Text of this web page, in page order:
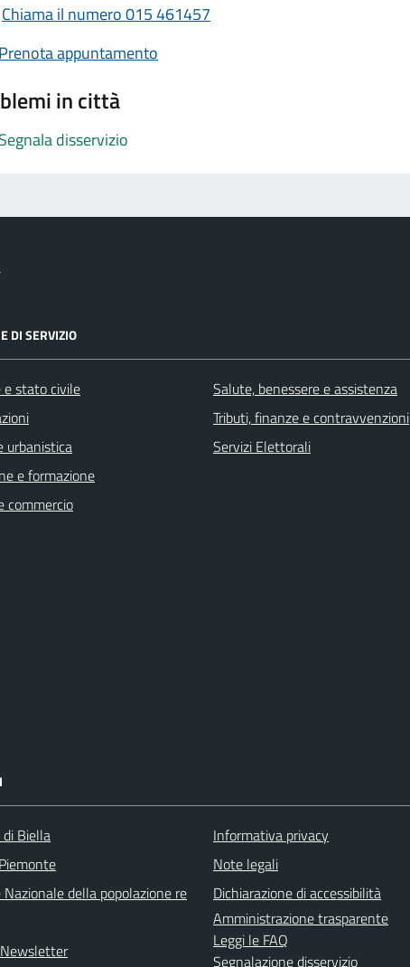
Chiama il numero 015 461457
Prenota appuntamento
in città
Segnala disservizio
DI SERVIZIO
e stato civile
urbanistica
e formazione
commercio
Salute, benessere e assistenza
Tributi, finanze e contravvenzioni
Servizi Elettorali
Biella
della popolazione re
Informativa privacy
Note legali
Dichiarazione di accessibilità
Amministrazione trasparente
Leggi le FAQ
Segnalazione disservizio